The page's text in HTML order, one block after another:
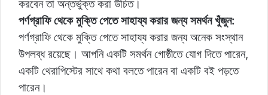
করবেন তা অন্তর্ভুক্ত করা উচিত।
পর্ণগ্রাফি থেকে মুক্তি পেতে সাহায্য করার জন্য সমর্থন খুঁজুন:
পর্ণগ্রাফি থেকে মুক্তি পেতে সাহায্য করার জন্য অনেক সংস্থান
উপলব্ধ রয়েছে। আপনি একটি সমর্থন গোষ্ঠীতে যোগ দিতে পারেন,
একটি থেরাপিস্টের সাথে কথা বলতে পারেন বা একটি বই পড়তে
পারেন।